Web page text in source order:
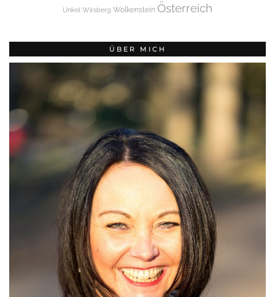
Unkel Wirsberg Wolkenstein Österreich
ÜBER MICH